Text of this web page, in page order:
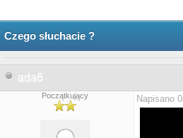
Czego słuchacie ?
ada6
Początkujący Napisano